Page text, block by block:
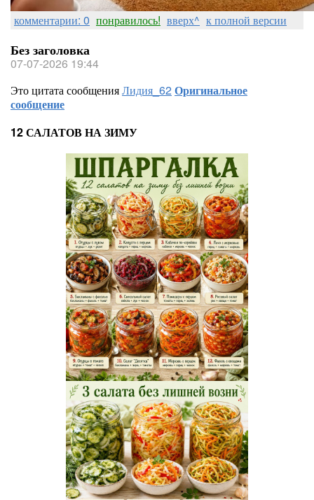
комментарии: 0 понравилось! вверх^ к полной версии
Без заголовка
07-07-2026 19:44
Это цитата сообщенияЛидия_62Оригинальное
сообщение
12 САЛАТОВ НА ЗИМУ